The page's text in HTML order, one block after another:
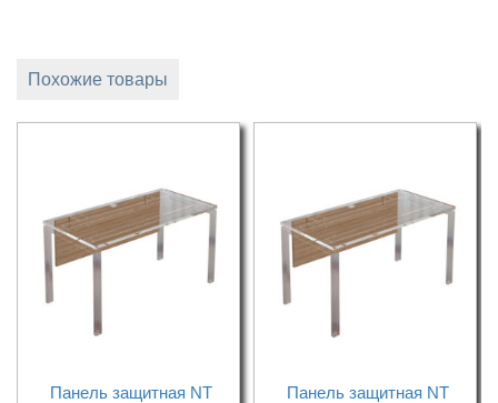
Похожие товары
Панель защитная NT
Панель защитная NT